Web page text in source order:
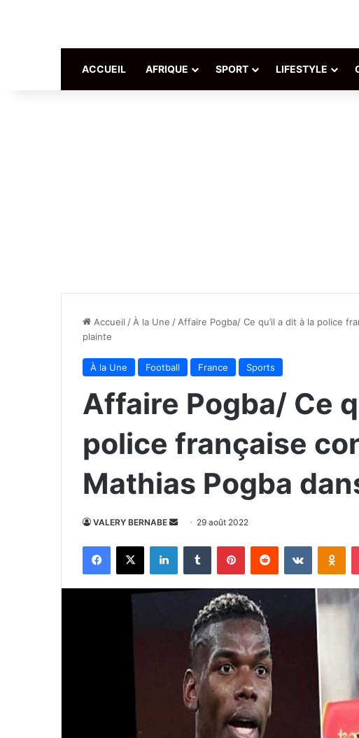
ACCUEIL AFRIQUE SPORT LIFESTYLE
Accueil / À la Une / Affaire Pogba/ Ce qu’il a dit à la police
plainte
À la Une Football France Sports
Affaire Pogba/ Ce
police française
Mathias Pogba
VALERY BERNABE
Envoyer
courriel
29 août 2022
Facebook
X LinkedinTumblr PinterestReddit VKontakte